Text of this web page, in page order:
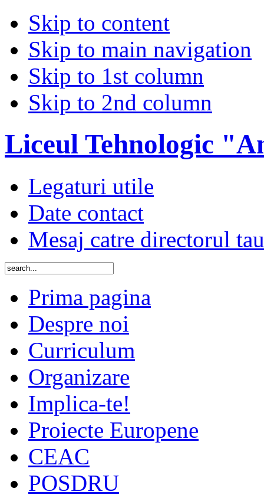
Skip to content
Skip to main navigation
Skip to 1st column
Skip to 2nd column
Liceul Tehnologic
Legaturi utile
Date contact
Mesaj catre directorul tau
Prima pagina
Despre noi
Curriculum
Organizare
Implica-te!
Proiecte Europene
CEAC
POSDRU